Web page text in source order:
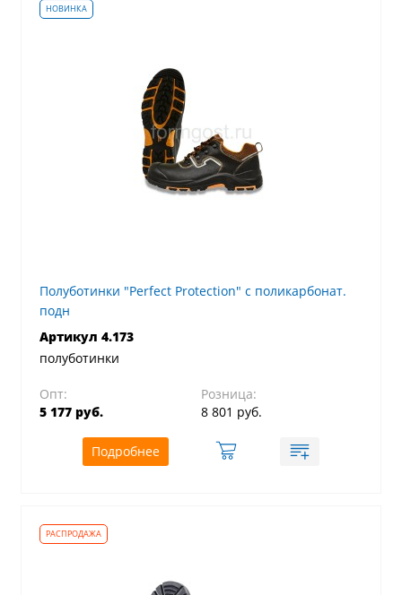
Полуботинки "Perfect Protection" с поликарбонат.
подн
Артикул 4.173
полуботинки
Опт:
5 177 руб.
Розница:
8 801 руб.
Подробнее